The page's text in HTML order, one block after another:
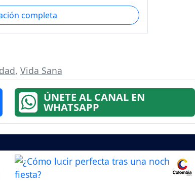
completa
, Vida Sana
ÚNETE AL CANAL EN
WHATSAPP